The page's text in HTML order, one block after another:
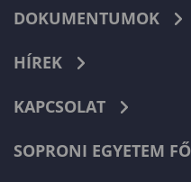
DOKUMENTUMOK
HÍREK
KAPCSOLAT
SOPRONI EGYETEM